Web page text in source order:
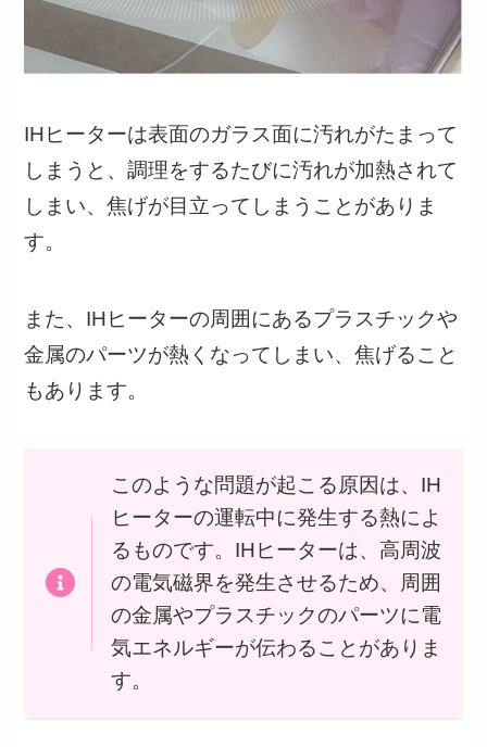
IHヒーターは表面のガラス面に汚れがたまって
しまうと、調理をするたびに汚れが加熱されて
しまい、焦げが目立ってしまうことがありま
す。
また、IHヒーターの周囲にあるプラスチックや
金属のパーツが熱くなってしまい、焦げること
もあります。
このような問題が起こる原因は、IH
ヒーターの運転中に発生する熱によ
るものです。IHヒーターは、高周波
の電気磁界を発生させるため、周囲
の金属やプラスチックのパーツに電
気エネルギーが伝わることがありま
す。